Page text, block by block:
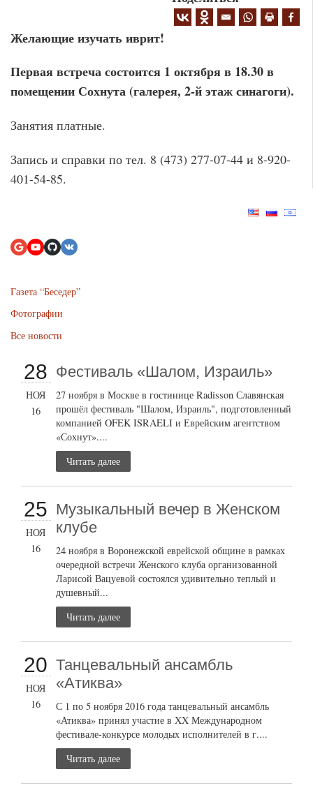
Желающие изучать иврит!
Первая встреча состоится 1 октября в 18.30 в
помещении Сохнута (галерея, 2-й этаж синагоги).
Занятия платные.
Запись и справки по тел. 8 (473) 277-07-44 и 8-920-
401-54-85.
Газета “Беседер”
Фотографии
Все новости
28
НОЯ
16
Фестиваль «Шалом, Израиль»
27 ноября в Москве в гостинице Radisson Славянская
прошёл фестиваль "Шалом, Израиль", подготовленный
компанией OFEK ISRAELI и Еврейским агентством
«Сохнут»....
Читать далее
25
НОЯ
16
Музыкальный вечер в Женском
клубе
24 ноября в Воронежской еврейской общине в рамках
очередной встречи Женского клуба организованной
Ларисой Вацуевой состоялся удивительно теплый и
душевный...
Читать далее
20
НОЯ
16
Танцевальный ансамбль
«Атиква»
С 1 по 5 ноября 2016 года танцевальный ансамбль
«Атиква» принял участие в XX Международном
фестивале-конкурсе молодых исполнителей в г....
Читать далее